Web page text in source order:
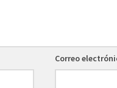
Correo